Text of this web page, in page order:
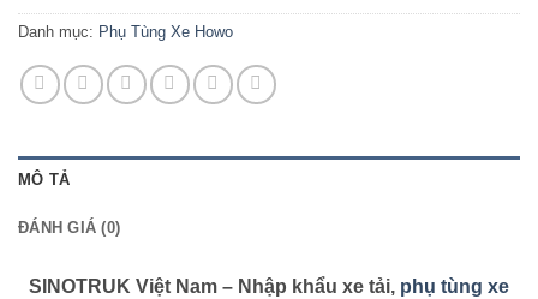
Danh mục: Phụ Tùng Xe Howo
MÔ TẢ
ĐÁNH GIÁ (0)
SINOTRUK Việt Nam – Nhập khẩu xe tải, phụ tùng xe